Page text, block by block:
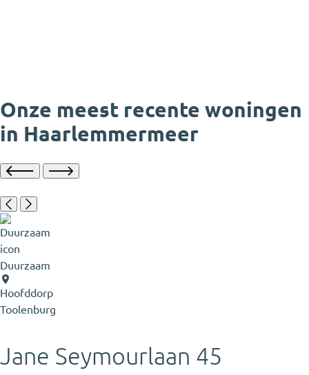
Onze meest recente woningen
in Haarlemmermeer
Duurzaam
Hoofddorp
Toolenburg
Jane Seymourlaan 45